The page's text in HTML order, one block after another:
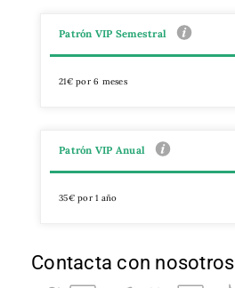
Patrón VIP Semestral
21€ por 6 meses
Patrón VIP Anual
35€ por 1 año
Contacta con nosotros